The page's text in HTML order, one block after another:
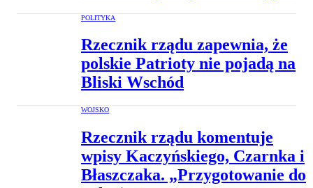
POLITYKA
Rzecznik rządu zapewnia, że
polskie Patrioty nie pojadą na
Bliski Wschód
WOJSKO
Rzecznik rządu komentuje
wpisy Kaczyńskiego, Czarnka i
Błaszczaka. „Przygotowanie do